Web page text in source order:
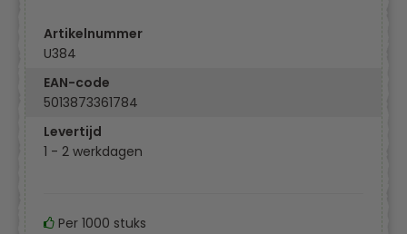
Artikelnummer
U384
EAN-code
5013873361784
Levertijd
1 - 2 werkdagen
Per 1000 stuks